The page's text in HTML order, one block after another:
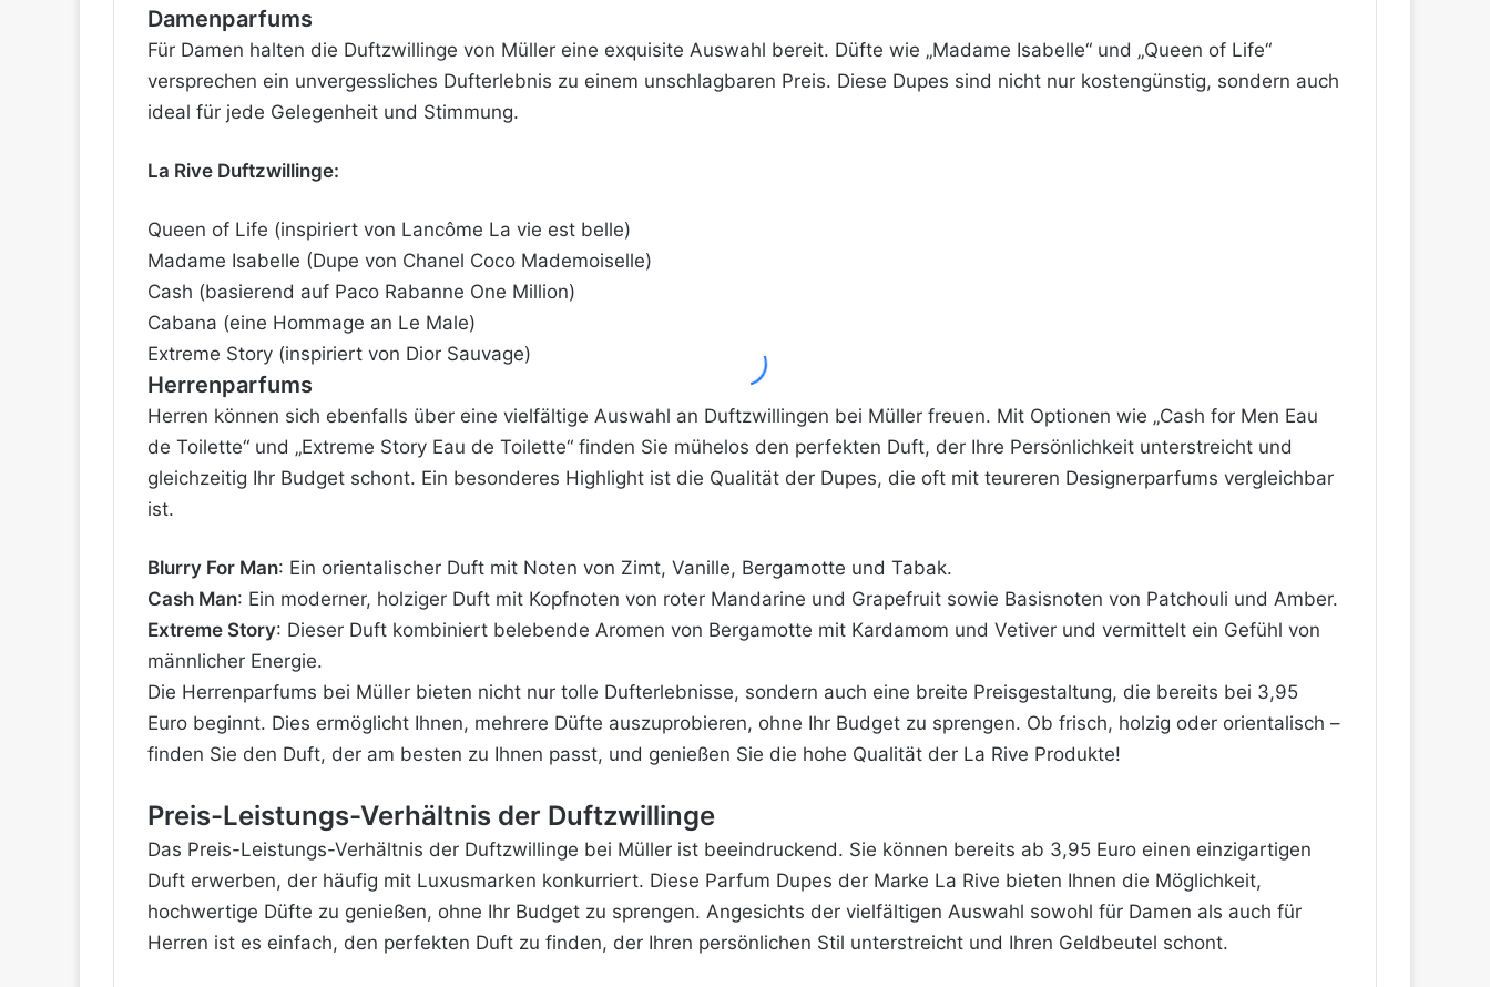
Damenparfums
Für Damen halten die Duftzwillinge von Müller eine exquisite Auswahl bereit. Düfte wie „Madame Isabelle“ und „Queen of Life“
versprechen ein unvergessliches Dufterlebnis zu einem unschlagbaren Preis. Diese Dupes sind nicht nur kostengünstig, sondern auch
ideal für jede Gelegenheit und Stimmung.
La Rive Duftzwillinge:
Queen of Life (inspiriert von Lancôme La vie est belle)
Madame Isabelle (Dupe von Chanel Coco Mademoiselle)
Cash (basierend auf Paco Rabanne One Million)
Cabana (eine Hommage an Le Male)
Extreme Story (inspiriert von Dior Sauvage)
Herrenparfums
Herren können sich ebenfalls über eine vielfältige Auswahl an Duftzwillingen bei Müller freuen. Mit Optionen wie „Cash for Men Eau
de Toilette“ und „Extreme Story Eau de Toilette“ finden Sie mühelos den perfekten Duft, der Ihre Persönlichkeit unterstreicht und
gleichzeitig Ihr Budget schont. Ein besonderes Highlight ist die Qualität der Dupes, die oft mit teureren Designerparfums vergleichbar
ist.
Blurry For Man: Ein orientalischer Duft mit Noten von Zimt, Vanille, Bergamotte und Tabak.
Cash Man: Ein moderner, holziger Duft mit Kopfnoten von roter Mandarine und Grapefruit sowie Basisnoten von Patchouli und Amber.
Extreme Story: Dieser Duft kombiniert belebende Aromen von Bergamotte mit Kardamom und Vetiver und vermittelt ein Gefühl von
männlicher Energie.
Die Herrenparfums bei Müller bieten nicht nur tolle Dufterlebnisse, sondern auch eine breite Preisgestaltung, die bereits bei 3,95
Euro beginnt. Dies ermöglicht Ihnen, mehrere Düfte auszuprobieren, ohne Ihr Budget zu sprengen. Ob frisch, holzig oder orientalisch –
finden Sie den Duft, der am besten zu Ihnen passt, und genießen Sie die hohe Qualität der La Rive Produkte!
Preis-Leistungs-Verhältnis der Duftzwillinge
Das Preis-Leistungs-Verhältnis der Duftzwillinge bei Müller ist beeindruckend. Sie können bereits ab 3,95 Euro einen einzigartigen
Duft erwerben, der häufig mit Luxusmarken konkurriert. Diese Parfum Dupes der Marke La Rive bieten Ihnen die Möglichkeit,
hochwertige Düfte zu genießen, ohne Ihr Budget zu sprengen. Angesichts der vielfältigen Auswahl sowohl für Damen als auch für
Herren ist es einfach, den perfekten Duft zu finden, der Ihren persönlichen Stil unterstreicht und Ihren Geldbeutel schont.